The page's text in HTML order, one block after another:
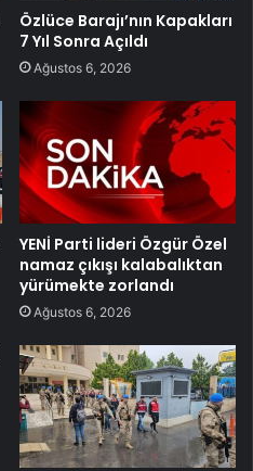
Özlüce Barajı’nın Kapakları
7 Yıl Sonra Açıldı
Ağustos 6, 2026
YENİ Parti lideri Özgür Özel
namaz çıkışı kalabalıktan
yürümekte zorlandı
Ağustos 6, 2026